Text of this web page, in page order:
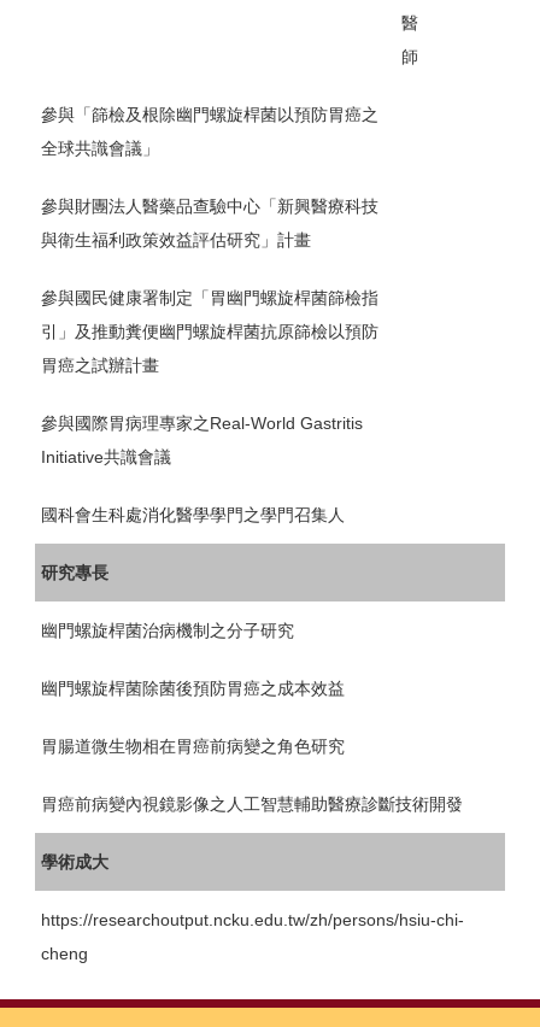
醫
師
參與「篩檢及根除幽門螺旋桿菌以預防胃癌之
全球共識會議」
參與財團法人醫藥品查驗中心「新興醫療科技
與衛生福利政策效益評估研究」計畫
參與國民健康署制定「胃幽門螺旋桿菌篩檢指
引」及推動糞便幽門螺旋桿菌抗原篩檢以預防
胃癌之試辦計畫
參與國際胃病理專家之Real-World Gastritis
Initiative共識會議
國科會生科處消化醫學學門之學門召集人
研究專長
幽門螺旋桿菌治病機制之分子研究
幽門螺旋桿菌除菌後預防胃癌之成本效益
胃腸道微生物相在胃癌前病變之角色研究
胃癌前病變內視鏡影像之人工智慧輔助醫療診斷技術開發
學術成大
https://researchoutput.ncku.edu.tw/zh/persons/hsiu-chi-
cheng